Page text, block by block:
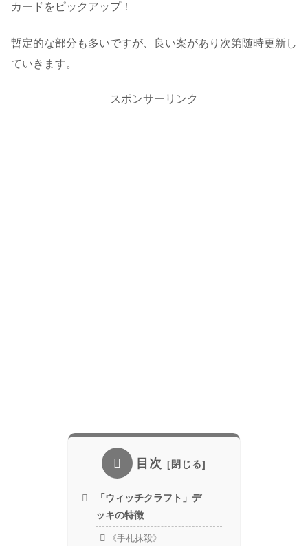
カードをピックアップ！
暫定的な部分も多いですが、良い案があり次第随時更新し
ていきます。
スポンサーリンク
目次
「ウィッチクラフト」デ
ッキの特徴
《手札抹殺》